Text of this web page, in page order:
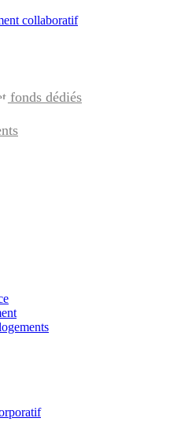
collaboratif
fonds dédiés